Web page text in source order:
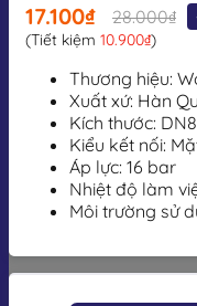
17.100₫ 28.000₫
(Tiết kiệm 10.900₫)
Thương hiệu:
Xuất xứ: Hàn
Kích thước:
Kiểu kết nối:
Áp lực: 16 bar
Nhiệt độ làm
Môi trường sử